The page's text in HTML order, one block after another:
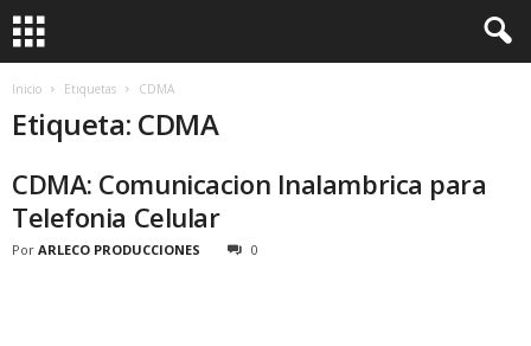
Inicio Etiquetas CDMA
Etiqueta: CDMA
CDMA: Comunicacion Inalambrica para
Telefonia Celular
Por ARLECO PRODUCCIONES 0